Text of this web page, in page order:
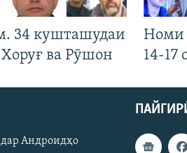
34 кушташудаи
ва Рӯшон
Номи
14-17
Андроидҳо